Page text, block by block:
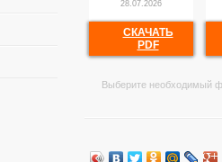
28.07.2026
СКАЧАТЬ
PDF
Выберите необходимый